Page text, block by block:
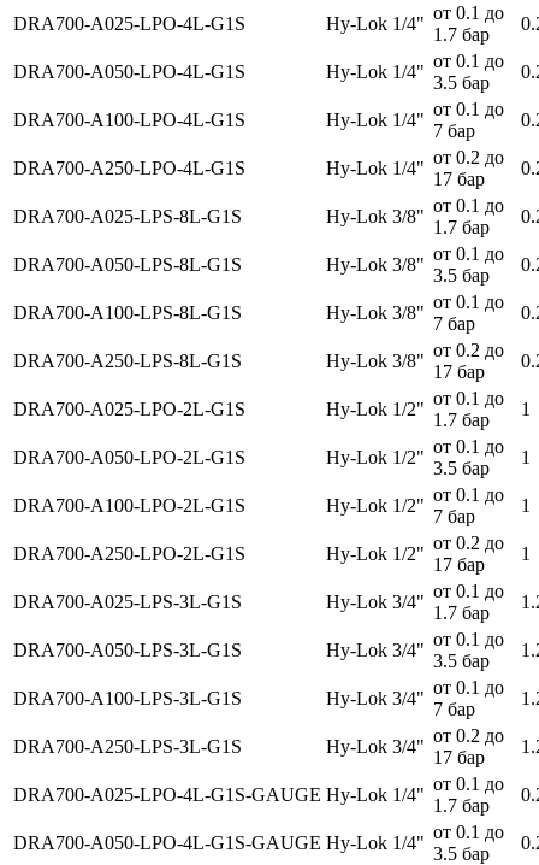
DRA700-A025-LPO-4L-G1S Hy-Lok 1/4"
от 0.1 до
1.7 бар
DRA700-A050-LPO-4L-G1S Hy-Lok 1/4"
от 0.1 до
3.5 бар
DRA700-A100-LPO-4L-G1S Hy-Lok 1/4"
от 0.1 до
7 бар
DRA700-A250-LPO-4L-G1S Hy-Lok 1/4"
от 0.2 до
17 бар
DRA700-A025-LPS-8L-G1S Hy-Lok 3/8"
от 0.1 до
1.7 бар
DRA700-A050-LPS-8L-G1S Hy-Lok 3/8"
от 0.1 до
3.5 бар
DRA700-A100-LPS-8L-G1S Hy-Lok 3/8"
от 0.1 до
7 бар
DRA700-A250-LPS-8L-G1S Hy-Lok 3/8"
от 0.2 до
17 бар
DRA700-A025-LPO-2L-G1S Hy-Lok 1/2"
от 0.1 до
1.7 бар
1
DRA700-A050-LPO-2L-G1S Hy-Lok 1/2"
от 0.1 до
3.5 бар
1
DRA700-A100-LPO-2L-G1S Hy-Lok 1/2"
от 0.1 до
7 бар
1
DRA700-A250-LPO-2L-G1S Hy-Lok 1/2"
от 0.2 до
17 бар
1
DRA700-A025-LPS-3L-G1S Hy-Lok 3/4"
от 0.1 до
1.7 бар
DRA700-A050-LPS-3L-G1S Hy-Lok 3/4"
от 0.1 до
3.5 бар
DRA700-A100-LPS-3L-G1S Hy-Lok 3/4"
от 0.1 до
7 бар
DRA700-A250-LPS-3L-G1S Hy-Lok 3/4"
от 0.2 до
17 бар
DRA700-A025-LPO-4L-G1S-GAUGE Hy-Lok 1/4"
от 0.1 до
1.7 бар
DRA700-A050-LPO-4L-G1S-GAUGE Hy-Lok 1/4"
от 0.1 до
3.5 бар